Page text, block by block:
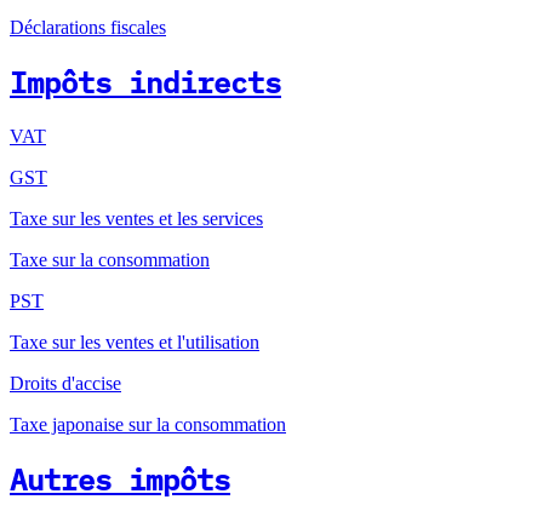
Déclarations fiscales
Impôts indirects
VAT
GST
Taxe sur les ventes et les services
Taxe sur la consommation
PST
Taxe sur les ventes et l'utilisation
Droits d'accise
Taxe japonaise sur la consommation
Autres impôts